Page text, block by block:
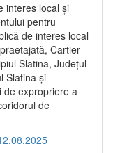
interes local și
pentru
de interes local
Cartier
Slatina, Județul
Slatina și
de expropriere a
de